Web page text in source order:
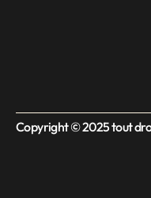
Copyright © 2025 tout